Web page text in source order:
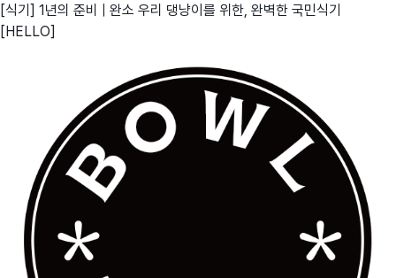
[식기] 1년의 준비 | 완소 우리 댕냥이를 위한, 완벽한 국민식기
[HELLO]